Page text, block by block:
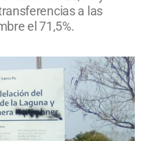
a las
el 71,5%.